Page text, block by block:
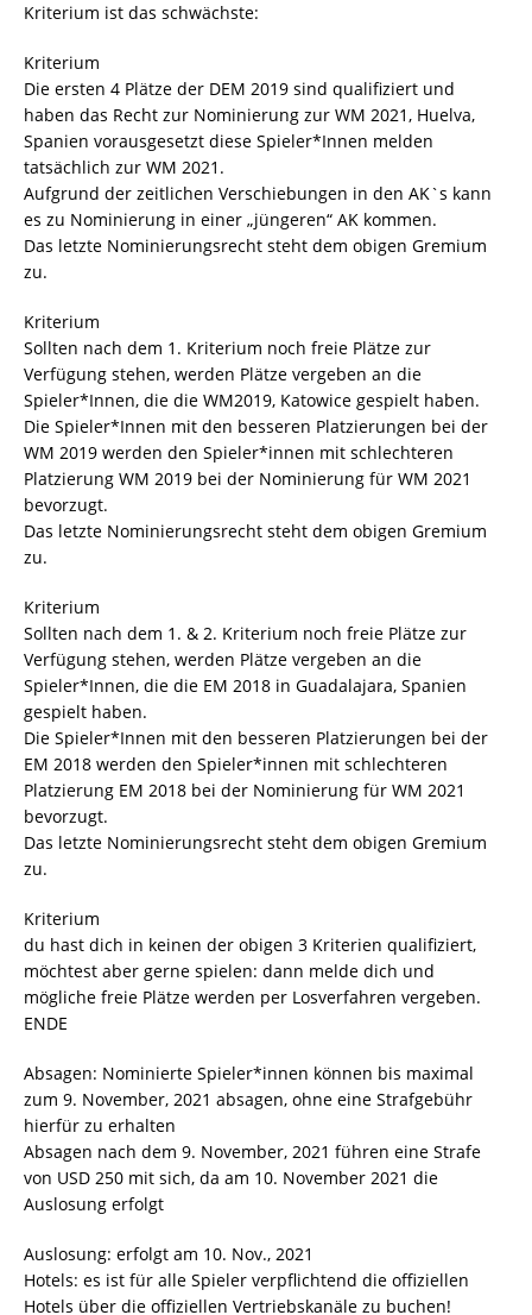
Kriterium ist das schwächste:
Kriterium
Die ersten 4 Plätze der DEM 2019 sind qualifiziert und
haben das Recht zur Nominierung zur WM 2021, Huelva,
Spanien vorausgesetzt diese Spieler*Innen melden
tatsächlich zur WM 2021.
Aufgrund der zeitlichen Verschiebungen in den AK`s kann
es zu Nominierung in einer „jüngeren“ AK kommen.
Das letzte Nominierungsrecht steht dem obigen Gremium
zu.
Kriterium
Sollten nach dem 1. Kriterium noch freie Plätze zur
Verfügung stehen, werden Plätze vergeben an die
Spieler*Innen, die die WM2019, Katowice gespielt haben.
Die Spieler*Innen mit den besseren Platzierungen bei der
WM 2019 werden den Spieler*innen mit schlechteren
Platzierung WM 2019 bei der Nominierung für WM 2021
bevorzugt.
Das letzte Nominierungsrecht steht dem obigen Gremium
zu.
Kriterium
Sollten nach dem 1. & 2. Kriterium noch freie Plätze zur
Verfügung stehen, werden Plätze vergeben an die
Spieler*Innen, die die EM 2018 in Guadalajara, Spanien
gespielt haben.
Die Spieler*Innen mit den besseren Platzierungen bei der
EM 2018 werden den Spieler*innen mit schlechteren
Platzierung EM 2018 bei der Nominierung für WM 2021
bevorzugt.
Das letzte Nominierungsrecht steht dem obigen Gremium
zu.
Kriterium
du hast dich in keinen der obigen 3 Kriterien qualifiziert,
möchtest aber gerne spielen: dann melde dich und
mögliche freie Plätze werden per Losverfahren vergeben.
ENDE
Absagen: Nominierte Spieler*innen können bis maximal
zum 9. November, 2021 absagen, ohne eine Strafgebühr
hierfür zu erhalten
Absagen nach dem 9. November, 2021 führen eine Strafe
von USD 250 mit sich, da am 10. November 2021 die
Auslosung erfolgt
Auslosung: erfolgt am 10. Nov., 2021
Hotels: es ist für alle Spieler verpflichtend die offiziellen
Hotels über die offiziellen Vertriebskanäle zu buchen!